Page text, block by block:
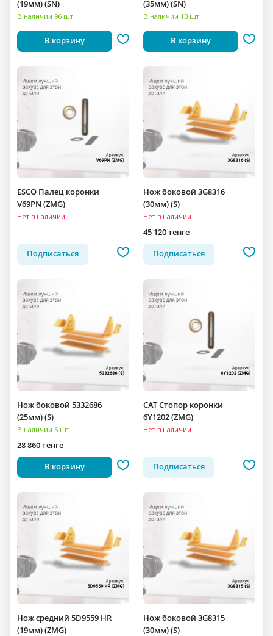
(19мм) (SN)
В наличии 96 шт.
В корзину
(35мм) (SN)
В наличии 10 шт.
В корзину
ESCO Палец коронки
V69PN (ZMG)
Нет в наличии
Подписаться
Нож боковой 3G8316
(30мм) (S)
Нет в наличии
45 120 тенге
Подписаться
Нож боковой 5332686
(25мм) (S)
В наличии 5 шт.
28 860 тенге
В корзину
CAT Стопор коронки
6Y1202 (ZMG)
Нет в наличии
Подписаться
Нож средний 5D9559 HR
(19мм) (ZMG)
Нож боковой 3G8315
(30мм) (S)